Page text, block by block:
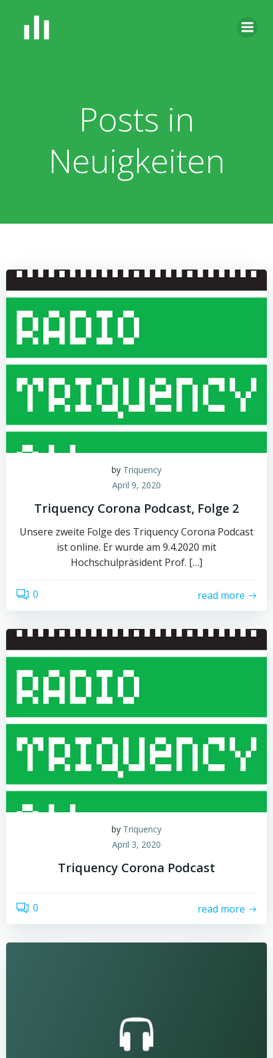
Posts in
Neuigkeiten
by Triquency
April 9, 2020
Triquency Corona Podcast, Folge 2
Unsere zweite Folge des Triquency Corona Podcast
ist online. Er wurde am 9.4.2020 mit
Hochschulpräsident Prof. […]
0 read more
by Triquency
April 3, 2020
Triquency Corona Podcast
0 read more